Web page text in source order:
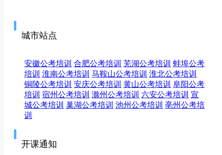
城市站点
安徽公考培训 合肥公考培训 芜湖公考培训 蚌埠公考
培训 淮南公考培训 马鞍山公考培训 淮北公考培训
铜陵公考培训 安庆公考培训 黄山公考培训 阜阳公考
培训 宿州公考培训 滁州公考培训 六安公考培训 宣
城公考培训 巢湖公考培训 池州公考培训 亳州公考培
训
开课通知